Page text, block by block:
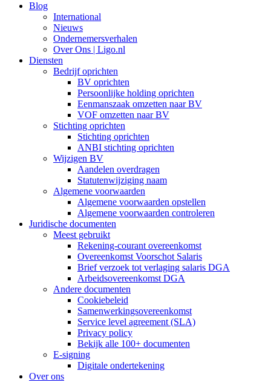
Blog
International
Nieuws
Ondernemersverhalen
Over Ons | Ligo.nl
Diensten
Bedrijf oprichten
BV oprichten
Persoonlijke holding oprichten
Eenmanszaak omzetten naar BV
VOF omzetten naar BV
Stichting oprichten
Stichting oprichten
ANBI stichting oprichten
Wijzigen BV
Aandelen overdragen
Statutenwijziging naam
Algemene voorwaarden
Algemene voorwaarden opstellen
Algemene voorwaarden controleren
Juridische documenten
Meest gebruikt
Rekening-courant overeenkomst
Overeenkomst Voorschot Salaris
Brief verzoek tot verlaging salaris DGA
Arbeidsovereenkomst DGA
Andere documenten
Cookiebeleid
Samenwerkingsovereenkomst
Service level agreement (SLA)
Privacy policy
Bekijk alle 100+ documenten
E-signing
Digitale ondertekening
Over ons